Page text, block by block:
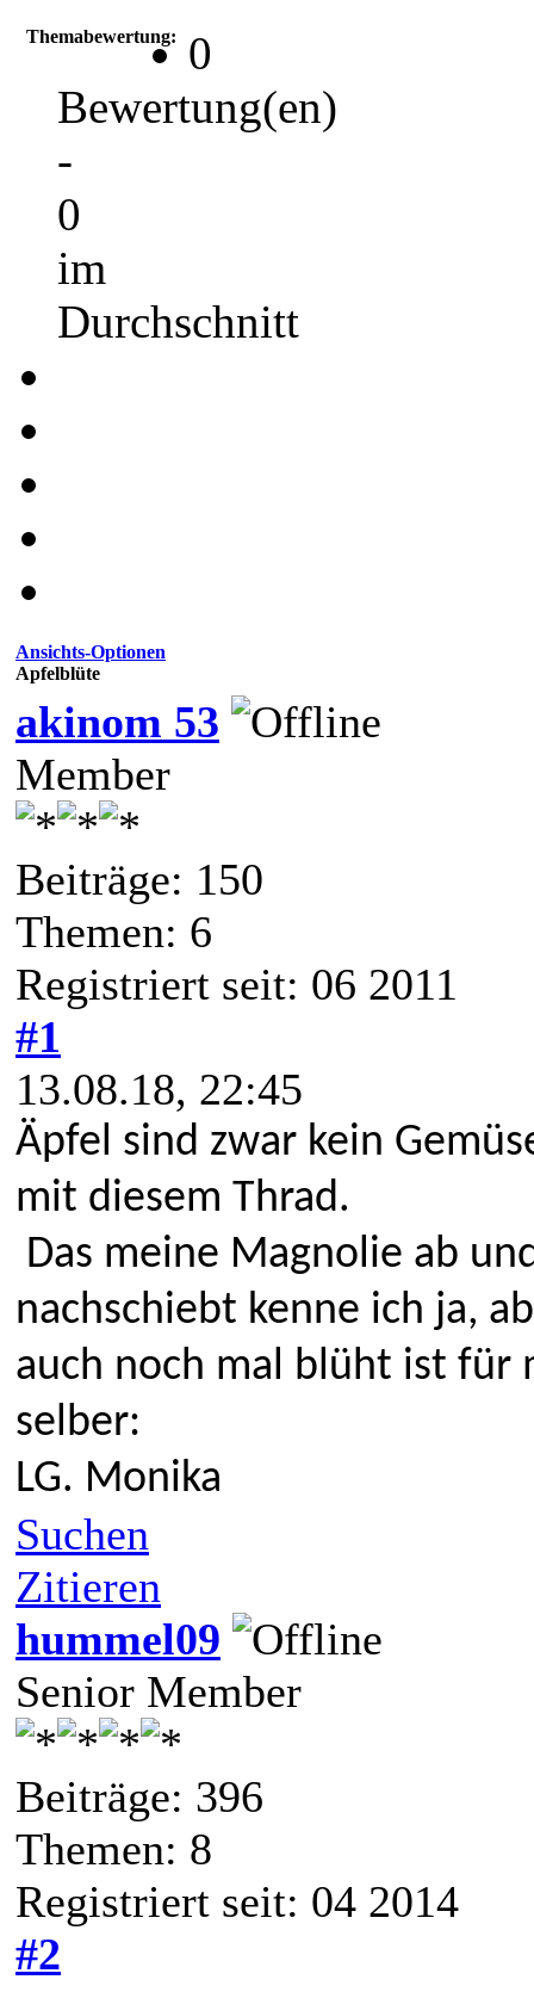
Themabewertung:
0
Bewertung(en)
-
0
im
Durchschnitt
Ansichts-Optionen
Apfelblüte
akinom 53
Member
Beiträge: 150
Themen: 6
Registriert seit: 06 2011
#1
13.08.18, 22:45
Äpfel sind zwar kein
mit diesem Thrad.
Das meine Magnolie ab
nachschiebt kenne ich ja,
auch noch mal blüht ist für
selber:
LG. Monika
Suchen
Zitieren
hummel09
Senior Member
Beiträge: 396
Themen: 8
Registriert seit: 04 2014
#2